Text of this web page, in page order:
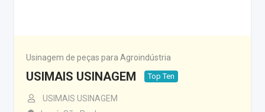
Usinagem de peças para Agroindústria
USIMAIS USINAGEM Top Ten
USIMAIS USINAGEM